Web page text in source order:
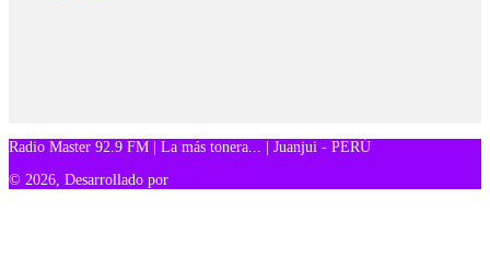
Radio Master 92.9 FM | La más tonera... | Juanjui - PERÚ
© 2026, Desarrollado por